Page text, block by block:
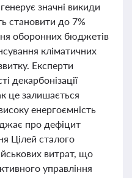
значні викиди
становити до 7%
оборонних бюджетів
кліматичних
Експерти
декарбонізації
це залишається
енергоємність
про дефіцит
Цілей сталого
витрат, що
управління